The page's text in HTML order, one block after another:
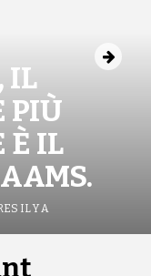
IL
PIÙ
È IL
IL Y A